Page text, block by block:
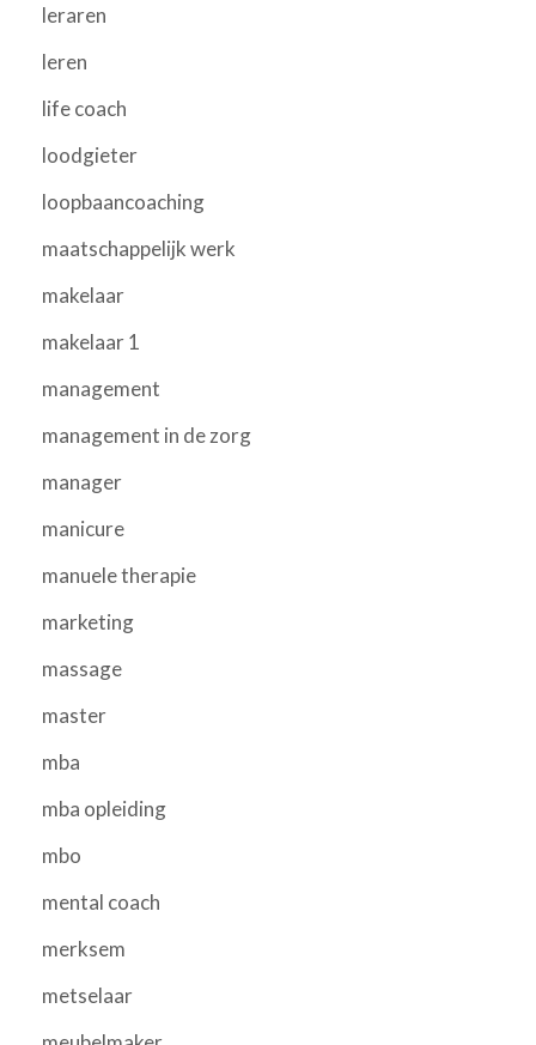
leraren
leren
life coach
loodgieter
loopbaancoaching
maatschappelijk werk
makelaar
makelaar 1
management
management in de zorg
manager
manicure
manuele therapie
marketing
massage
master
mba
mba opleiding
mbo
mental coach
merksem
metselaar